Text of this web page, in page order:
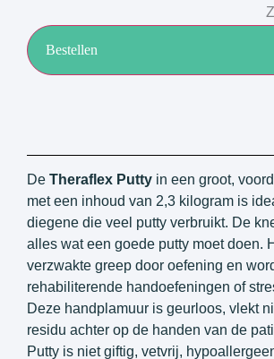
Bestellen
De Theraflex Putty in een groot,
met een inhoud van 2,3 kilogram is
diegene die veel putty verbruikt. De
alles wat een goede putty moet doen.
verzwakte greep door oefening en
rehabiliterende handoefeningen of
Deze handplamuur is geurloos, vlekt
residu achter op de handen van de
Putty is niet giftig, vetvrij,